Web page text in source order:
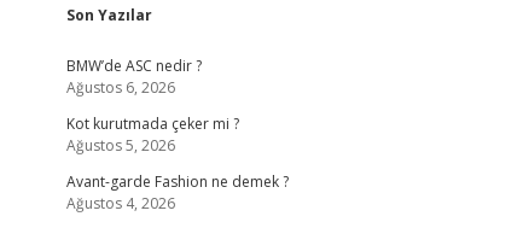
Sidebar
Son Yazılar
BMW’de ASC nedir ?
Ağustos 6, 2026
Kot kurutmada çeker mi ?
Ağustos 5, 2026
Avant-garde Fashion ne demek ?
Ağustos 4, 2026